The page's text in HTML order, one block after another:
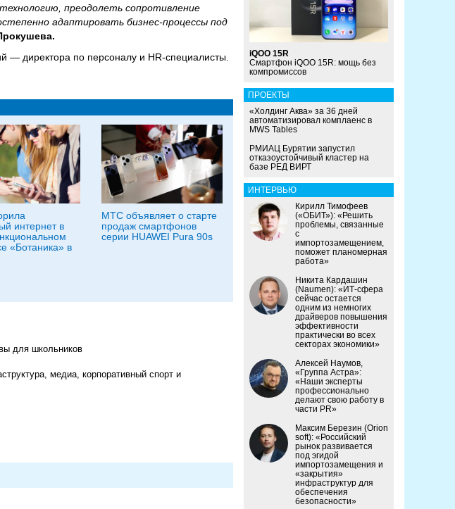
преодолеть сопротивление
адаптировать бизнес-процессы под
— директора по персоналу и HR-специалисты.
интернет в
«Ботаника» в
МТС объявляет о старте
продаж смартфонов
серии HUAWEI Pura 90s
для школьников
медиа, корпоративный спорт и
iQOO 15R
Смартфон iQOO 15R: мощь без
компромиссов
ПРОЕКТЫ
«Холдинг Аква» за 36 дней
автоматизировал комплаенс в
MWS Tables
РМИАЦ Бурятии запустил
отказоустойчивый кластер на
базе РЕД ВИРТ
ИНТЕРВЬЮ
Кирилл Тимофеев
(«ОБИТ»): «Решить
проблемы, связанные
с
импортозамещением,
поможет планомерная
работа»
Никита Кардашин
(Naumen): «ИТ-сфера
сейчас остается
одним из немногих
драйверов повышения
эффективности
практически во всех
секторах экономики»
Алексей Наумов,
«Группа Астра»:
«Наши эксперты
профессионально
делают свою работу в
части PR»
Максим Березин (Orion
soft): «Российский
рынок развивается
под эгидой
импортозамещения и
«закрытия»
инфраструктур для
обеспечения
безопасности»